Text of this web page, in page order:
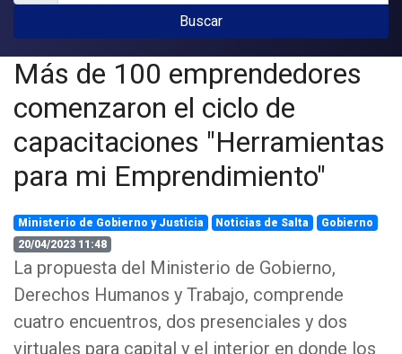
Buscar
Más de 100 emprendedores
comenzaron el ciclo de
capacitaciones "Herramientas
para mi Emprendimiento"
Ministerio de Gobierno y Justicia Noticias de Salta
Gobierno
20/04/2023 11:48
La propuesta del Ministerio de Gobierno,
Derechos Humanos y Trabajo, comprende
cuatro encuentros, dos presenciales y dos
virtuales para capital y el interior en donde los